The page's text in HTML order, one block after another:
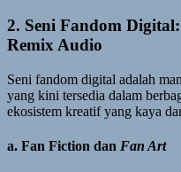
2. Seni Fandom
Remix Audio
Seni fandom digital adalah
yang kini tersedia dalam
ekosistem kreatif yang kaya
a. Fan Fiction dan Fan Art